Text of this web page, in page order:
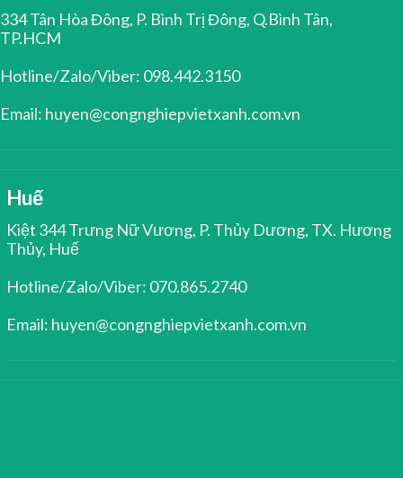
334 Tân Hòa Đông, P. Bình Trị Đông, Q.Bình Tân,
TP.HCM
Hotline/Zalo/Viber: 098.442.3150
Email: huyen@congnghiepvietxanh.com.vn
Huế
Kiệt 344 Trưng Nữ Vương, P. Thủy Dương, TX. Hương
Thủy, Huế
Hotline/Zalo/Viber: 070.865.2740
Email: huyen@congnghiepvietxanh.com.vn